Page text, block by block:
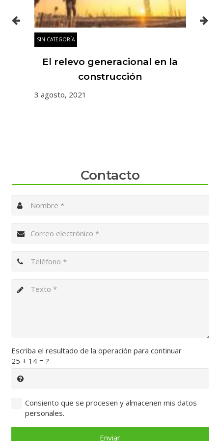
SIN CATEGORÍA
El relevo generacional en la
construcción
3 agosto, 2021
Contacto
Escriba el resultado de la operación para continuar
25 + 14 = ?
Consiento que se procesen y almacenen mis datos
personales.
Enviar